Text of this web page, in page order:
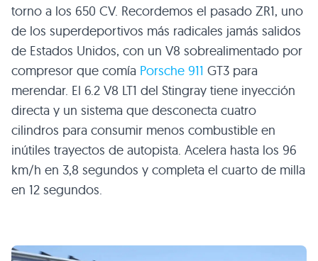
torno a los 650 CV. Recordemos el pasado ZR1, uno
de los superdeportivos más radicales jamás salidos
de Estados Unidos, con un V8 sobrealimentado por
compresor que comía Porsche 911 GT3 para
merendar. El 6.2 V8 LT1 del Stingray tiene inyección
directa y un sistema que desconecta cuatro
cilindros para consumir menos combustible en
inútiles trayectos de autopista. Acelera hasta los 96
km/h en 3,8 segundos y completa el cuarto de milla
en 12 segundos.